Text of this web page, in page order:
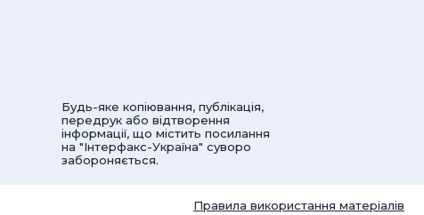
Будь-яке копіювання, публікація,
передрук або відтворення
інформації, що містить посилання
на "Інтерфакс-Україна" суворо
забороняється.
Правила використання матеріалів